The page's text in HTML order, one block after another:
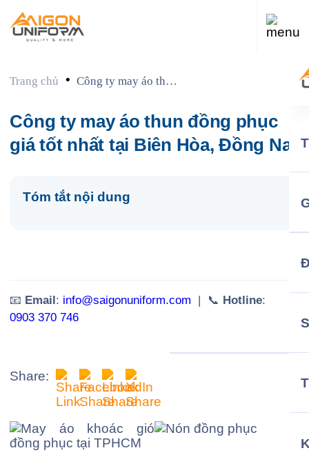
Trang chủ • Công ty may áo thun
nhất tại Biên Hòa,
Đồng Nai
Công ty may áo thun đồng phục
giá tốt nhất tại Biên Hòa, Đồng Nai
Tóm tắt nội dung
📧 Email: info@saigonuniform.com | 📞 Hotline:
0903 370 746
Share: